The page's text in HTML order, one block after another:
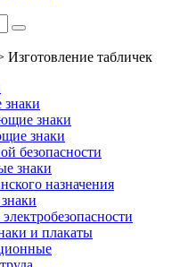
Изготовление табличек
знаки
знаки
безопасности
знаки
назначения
и плакаты